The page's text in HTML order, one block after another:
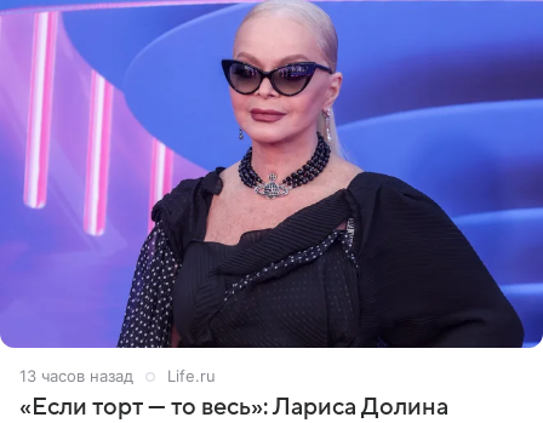
13 часов назад Life.ru
«Если торт — то весь»: Лариса Долина